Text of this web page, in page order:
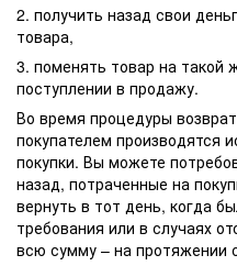
2. получить назад свои
товара,
3. поменять товар на такой
поступлении в продажу.
Во время процедуры
покупателем производятся
покупки. Вы можете
назад, потраченные на
вернуть в тот день, когда
требования или в случаях
всю сумму – на протяжении